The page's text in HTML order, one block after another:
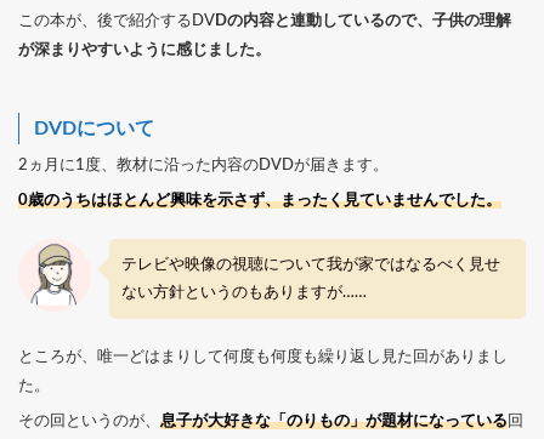
この本が、後で紹介するDVDの内容と連動しているので、子供の理解
が深まりやすいように感じました。
DVDについて
2ヵ月に1度、教材に沿った内容のDVDが届きます。
0歳のうちはほとんど興味を示さず、まったく見ていませんでした。
テレビや映像の視聴について我が家ではなるべく見せ
ない方針というのもありますが……
ところが、唯一どはまりして何度も何度も繰り返し見た回がありまし
た。
その回というのが、 息子が大好きな「のりもの」が題材になっている回